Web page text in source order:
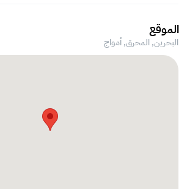
الموقع
البحرين, المحرق,أمواج